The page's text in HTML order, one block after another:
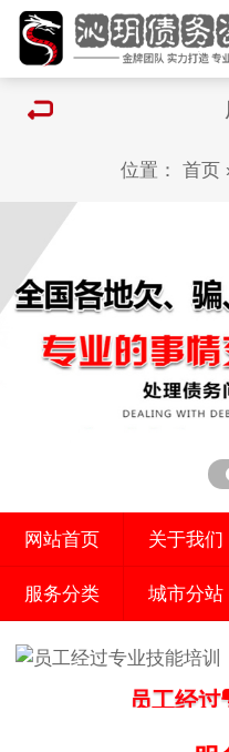
位置： 首页
网站首页 关于我们
服务分类 城市分站
员工经过